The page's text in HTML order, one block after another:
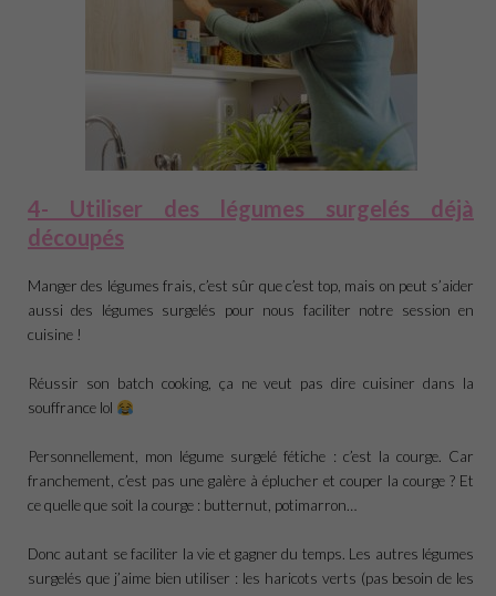
4- Utiliser des légumes surgelés déjà
découpés
Manger des légumes frais, c’est sûr que c’est top, mais on peut s’aider
aussi des légumes surgelés pour nous faciliter notre session en
cuisine !
Réussir son batch cooking, ça ne veut pas dire cuisiner dans la
souffrance lol
Personnellement, mon légume surgelé fétiche : c’est la courge. Car
franchement, c’est pas une galère à éplucher et couper la courge ? Et
ce quelle que soit la courge : butternut, potimarron…
Donc autant se faciliter la vie et gagner du temps. Les autres légumes
surgelés que j’aime bien utiliser : les haricots verts (pas besoin de les